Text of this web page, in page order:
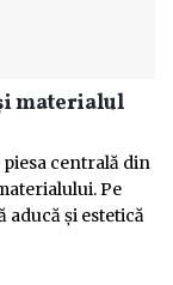
materialul
centrală din
Pe
aducă și estetică